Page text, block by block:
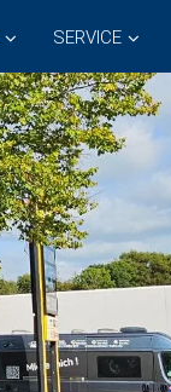
SERVICE